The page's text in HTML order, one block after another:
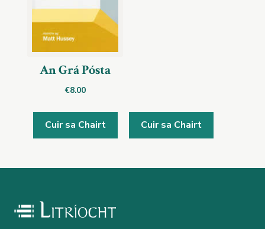
An Grá Pósta
€8.00
Cuir sa Chairt Cuir sa Chairt